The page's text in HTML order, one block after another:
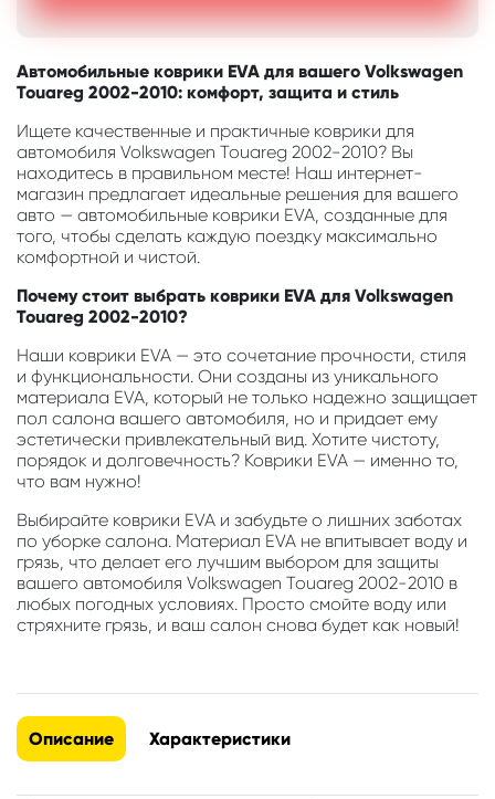
Автомобильные коврики EVA для вашего Volkswagen
Touareg 2002-2010: комфорт, защита и стиль
Ищете качественные и практичные коврики для
автомобиля Volkswagen Touareg 2002-2010? Вы
находитесь в правильном месте! Наш интернет-
магазин предлагает идеальные решения для вашего
авто — автомобильные коврики EVA, созданные для
того, чтобы сделать каждую поездку максимально
комфортной и чистой.
Почему стоит выбрать коврики EVA для Volkswagen
Touareg 2002-2010?
Наши коврики EVA — это сочетание прочности, стиля
и функциональности. Они созданы из уникального
материала EVA, который не только надежно защищает
пол салона вашего автомобиля, но и придает ему
эстетически привлекательный вид. Хотите чистоту,
порядок и долговечность? Коврики EVA — именно то,
что вам нужно!
Выбирайте коврики EVA и забудьте о лишних заботах
по уборке салона. Материал EVA не впитывает воду и
грязь, что делает его лучшим выбором для защиты
вашего автомобиля Volkswagen Touareg 2002-2010 в
любых погодных условиях. Просто смойте воду или
стряхните грязь, и ваш салон снова будет как новый!
Описание Характеристики